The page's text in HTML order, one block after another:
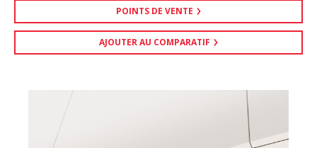
POINTS DE VENTE
AJOUTER AU COMPARATIF